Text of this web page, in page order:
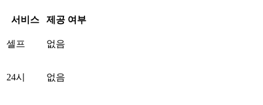
서비스 제공 여부
셀프 없음
24시 없음